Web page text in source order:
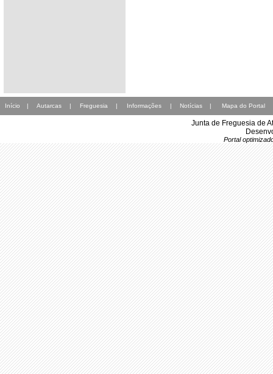
Início | Autarcas | Freguesia | Informações | Notícias | Mapa do Portal
Junta de Freguesia de
Portal